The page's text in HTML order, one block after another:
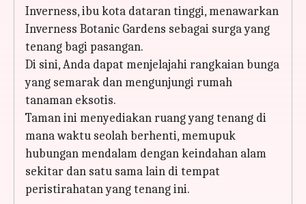
Inverness, ibu kota dataran tinggi, menawarkan
Inverness Botanic Gardens sebagai surga yang
tenang bagi pasangan.
Di sini, Anda dapat menjelajahi rangkaian bunga
yang semarak dan mengunjungi rumah
tanaman eksotis.
Taman ini menyediakan ruang yang tenang di
mana waktu seolah berhenti, memupuk
hubungan mendalam dengan keindahan alam
sekitar dan satu sama lain di tempat
peristirahatan yang tenang ini.